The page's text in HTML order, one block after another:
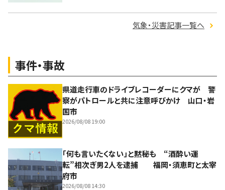
気象・災害記事一覧へ
事件・事故
県道走行車のドライブレコーダーにクマが 警
察がパトロールと共に注意呼びかけ 山口・岩
国市
2026/08/08 19:00
「何も言いたくない」と黙秘も “酒酔い運
転”相次ぎ男2人を逮捕 福岡・須恵町と太宰
府市
2026/08/08 14:30